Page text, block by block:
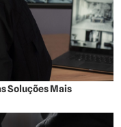
Soluções Mais